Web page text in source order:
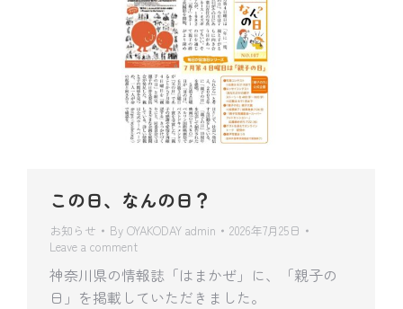
この日、なんの日？
お知らせ By OYAKODAY admin
2026年7月25日
Leave a comment
神奈川県の情報誌「はまかぜ」に、「親子の
日」を掲載していただきました。